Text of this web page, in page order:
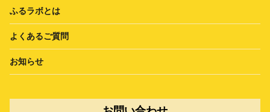
ふるラボとは
よくあるご質問
お知らせ